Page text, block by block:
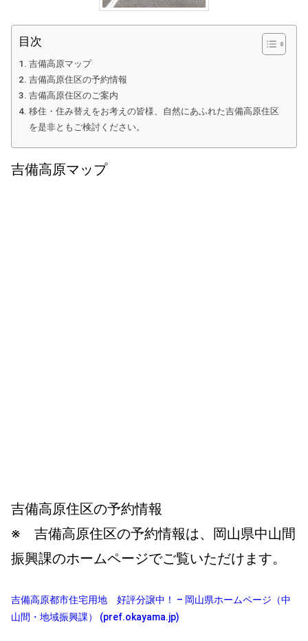
目次
吉備高原マップ
吉備高原住区の予約情報
吉備高原住区のご案内
移住・住み替えをお考えの皆様、自然にあふれた吉備高原住区
を是非ともご検討ください。
吉備高原マップ
吉備高原住区の予約情報
※ 吉備高原住区の予約情報は、岡山県中山間
振興課のホームページでご覧いただけます。
吉備高原都市住宅用地 好評分譲中！ – 岡山県ホームページ（中
山間・地域振興課） (pref.okayama.jp)